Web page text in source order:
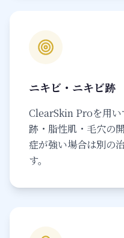
ニキビ・ニキビ跡
ClearSkin Proを用い
跡・脂性肌・毛穴の
症が強い場合は別の
す。